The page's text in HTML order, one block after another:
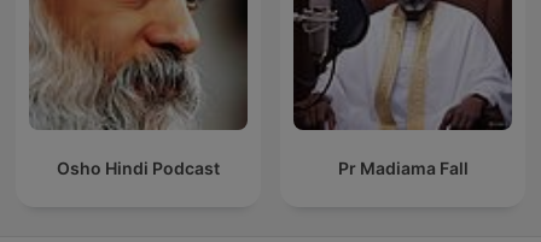
Osho Hindi Podcast Pr Madiama Fall